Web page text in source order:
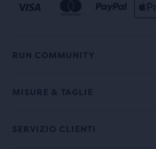
RUN COMMUNITY
MISURE & TAGLIE
SERVIZIO CLIENTI